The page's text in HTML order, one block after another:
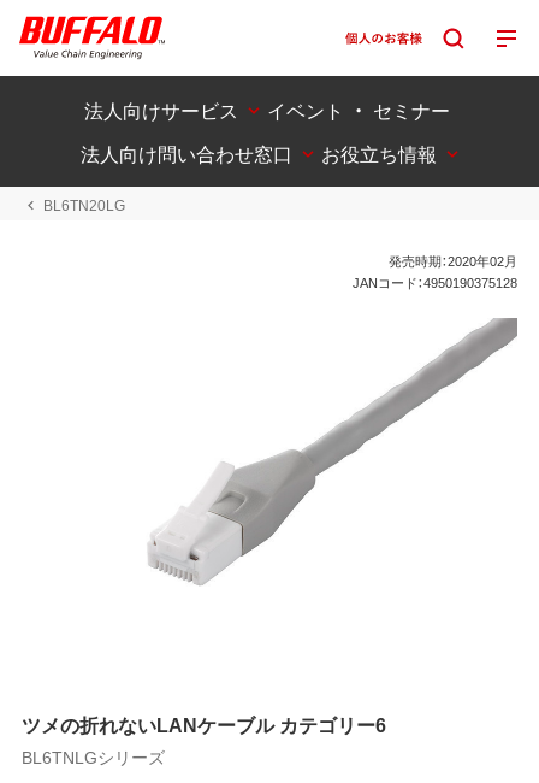
法人向けサービス
イベント ・ セミナー
法人向け問い合わせ窓口
お役立ち情報
BL6TN20LG
発売時期：2020年02月
JANコード：4950190375128
ツメの折れないLANケーブル カテゴリー6
BL6TNLGシリーズ